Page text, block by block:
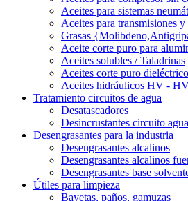
Aceites para sistemas
Aceites para transmisiones
Grasas
Aceite corte puro para
Aceites solubles / Taladrinas
Aceites corte puro
Aceites hidráulicos HV -
Tratamiento circuitos de agua
Desatascadores
Desincrustantes circuito agua
Desengrasantes para la industria
Desengrasantes alcalinos
Desengrasantes alcalinos
Desengrasantes base
Útiles para limpieza
Bayetas, paños, gamuzas